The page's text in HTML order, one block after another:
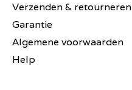
Verzenden & retourneren
Garantie
Algemene voorwaarden
Help